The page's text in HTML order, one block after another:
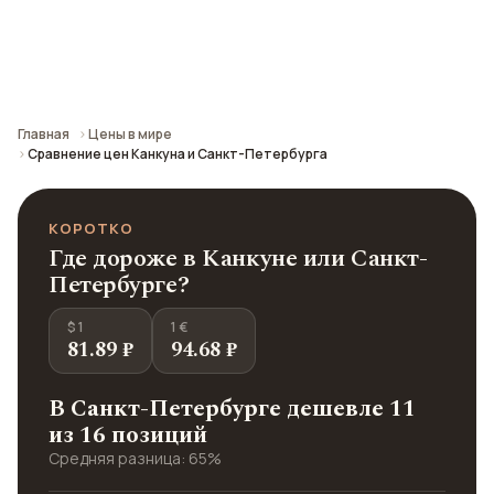
Главная
Цены в мире
Сравнение цен Канкуна и Санкт-Петербурга
КОРОТКО
Где дороже в Канкуне или Санкт-
Петербурге?
$ 1
81.89 ₽
1 €
94.68 ₽
В Санкт-Петербурге дешевле 11
из 16 позиций
Средняя разница: 65%